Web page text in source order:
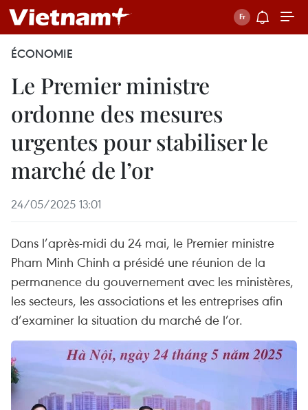
ÉCONOMIE
Le Premier ministre
ordonne des mesures
urgentes pour stabiliser le
marché de l’or
24/05/2025 13:01
Dans l’après-midi du 24 mai, le Premier ministre
Pham Minh Chinh a présidé une réunion de la
permanence du gouvernement avec les ministères,
les secteurs, les associations et les entreprises afin
d’examiner la situation du marché de l’or.